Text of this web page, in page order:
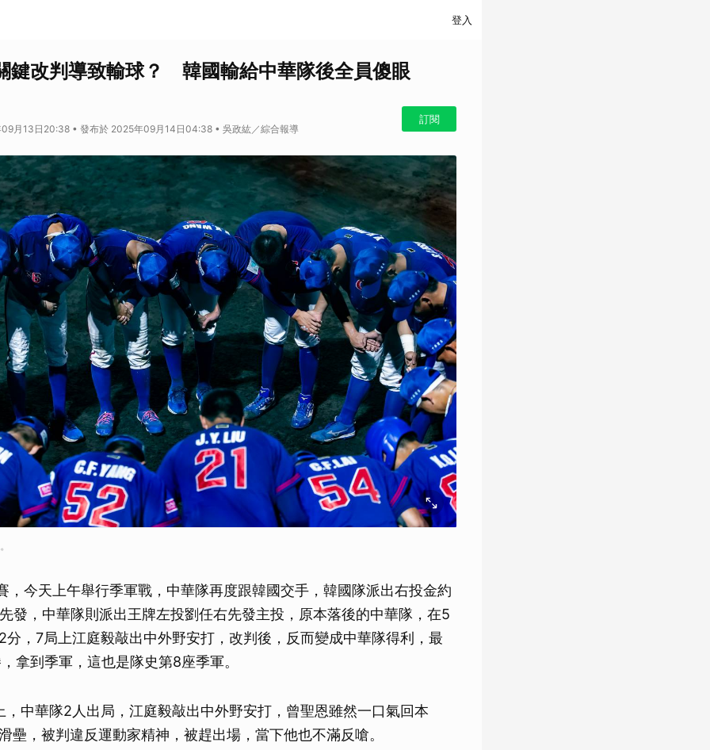
登入
鍵改判導致輸球？ 韓國輸給中華隊後全員傻眼
月13日20:38 • 發布於 2025年09月14日04:38 • 吳政紘／綜合報導
訂閱
，今天上午舉行季軍戰，中華隊再度跟韓國交手，韓國隊派出右投金約
發，中華隊則派出王牌左投劉任右先發主投，原本落後的中華隊，在5
分，7局上江庭毅敲出中外野安打，改判後，反而變成中華隊得利，最
拿到季軍，這也是隊史第8座季軍。
，中華隊2人出局，江庭毅敲出中外野安打，曾聖恩雖然一口氣回本
壘，被判違反運動家精神，被趕出場，當下他也不滿反嗆。